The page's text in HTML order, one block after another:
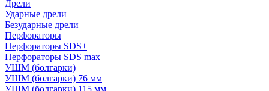
Дрели
Ударные дрели
Безударные дрели
Перфораторы
Перфораторы SDS+
Перфораторы SDS max
УШМ (болгарки)
УШМ (болгарки) 76 мм
УШМ (болгарки) 115 мм